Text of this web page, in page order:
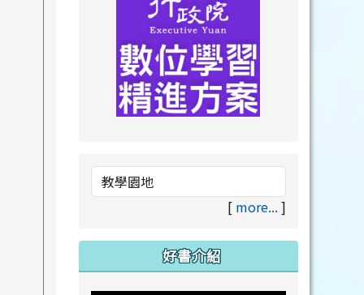
[ more... ]
好書介紹